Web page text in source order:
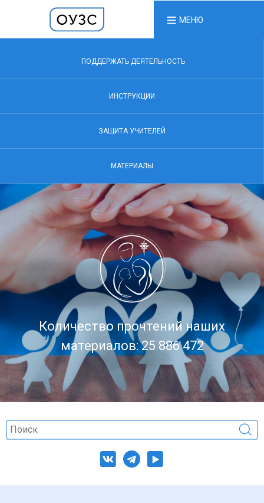
МЕНЮ
ПОДДЕРЖАТЬ ДЕЯТЕЛЬНОСТЬ
ИНСТРУКЦИИ
ЗАЩИТА УЧИТЕЛЕЙ
МАТЕРИАЛЫ
Количество прочтений наших
материалов: 25 886 472